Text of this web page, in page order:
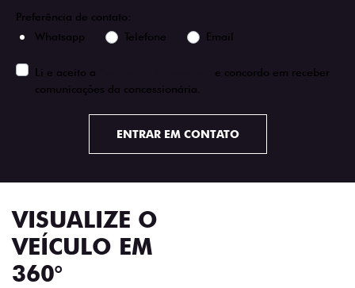
Preferência de contato:
Whatsapp
Telefone Email
Li e aceito a
e concordo em receber
comunicações da concessionária.
ENTRAR EM CONTATO
VISUALIZE O
VEÍCULO EM
360°